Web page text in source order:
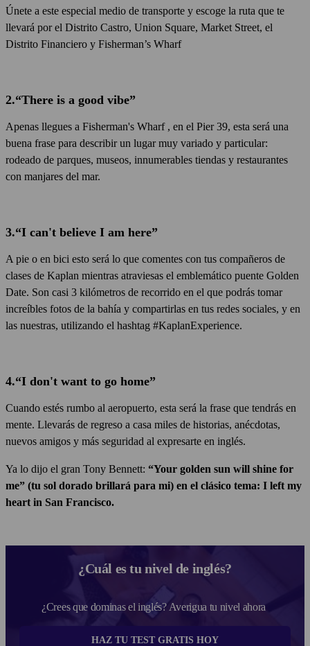
Únete a este especial medio de transporte y escoge la ruta que te
llevará por el Distrito Castro, Union Square, Market Street, el
Distrito Financiero y Fisherman’s Wharf
2.“There is a good vibe”
Apenas llegues a Fisherman's Wharf , en el Pier 39, esta será una
buena frase para describir un lugar muy variado y particular:
rodeado de parques, museos, innumerables tiendas y restaurantes
con manjares del mar.
3.“I can't believe I am here”
A pie o en bici esto será lo que comentes con tus compañeros de
clases de Kaplan mientras atraviesas el emblemático puente Golden
Date. Son casi 3 kilómetros de recorrido en el que podrás tomar
increíbles fotos de la bahía y compartirlas en tus redes sociales, y en
las nuestras, utilizando el hashtag #KaplanExperience.
4.“I don't want to go home”
Cuando estés rumbo al aeropuerto, esta será la frase que tendrás en
mente. Llevarás de regreso a casa miles de historias, anécdotas,
nuevos amigos y más seguridad al expresarte en inglés.
Ya lo dijo el gran Tony Bennett: “Your golden sun will shine for
me” (tu sol dorado brillará para mi) en el clásico tema: I left my
heart in San Francisco.
¿Cuál es tu nivel de inglés?
¿Crees que dominas el inglés? Averigua tu nivel ahora
HAZ TU TEST GRATIS HOY